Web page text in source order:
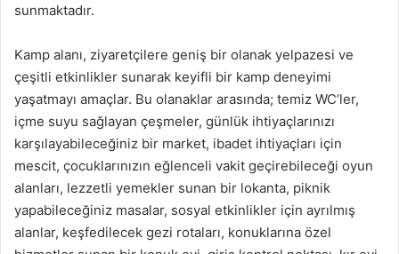
sunmaktadır.
Kamp alanı, ziyaretçilere geniş bir olanak yelpazesi ve
çeşitli etkinlikler sunarak keyifli bir kamp deneyimi
yaşatmayı amaçlar. Bu olanaklar arasında; temiz WC’ler,
içme suyu sağlayan çeşmeler, günlük ihtiyaçlarınızı
karşılayabileceğiniz bir market, ibadet ihtiyaçları için
mescit, çocuklarınızın eğlenceli vakit geçirebileceği oyun
alanları, lezzetli yemekler sunan bir lokanta, piknik
yapabileceğiniz masalar, sosyal etkinlikler için ayrılmış
alanlar, keşfedilecek gezi rotaları, konuklarına özel